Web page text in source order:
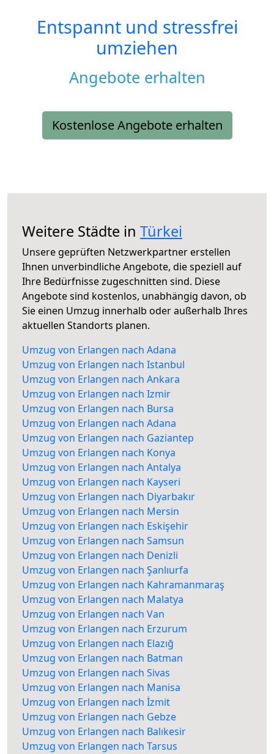
Entspannt und stressfrei
umziehen
Angebote erhalten
Kostenlose Angebote erhalten
Weitere Städte in Türkei
Unsere geprüften Netzwerkpartner erstellen
Ihnen unverbindliche Angebote, die speziell auf
Ihre Bedürfnisse zugeschnitten sind. Diese
Angebote sind kostenlos, unabhängig davon, ob
Sie einen Umzug innerhalb oder außerhalb Ihres
aktuellen Standorts planen.
Umzug von Erlangen nach Adana
Umzug von Erlangen nach Istanbul
Umzug von Erlangen nach Ankara
Umzug von Erlangen nach Izmir
Umzug von Erlangen nach Bursa
Umzug von Erlangen nach Adana
Umzug von Erlangen nach Gaziantep
Umzug von Erlangen nach Konya
Umzug von Erlangen nach Antalya
Umzug von Erlangen nach Kayseri
Umzug von Erlangen nach Diyarbakır
Umzug von Erlangen nach Mersin
Umzug von Erlangen nach Eskişehir
Umzug von Erlangen nach Samsun
Umzug von Erlangen nach Denizli
Umzug von Erlangen nach Şanlıurfa
Umzug von Erlangen nach Kahramanmaraş
Umzug von Erlangen nach Malatya
Umzug von Erlangen nach Van
Umzug von Erlangen nach Erzurum
Umzug von Erlangen nach Elazığ
Umzug von Erlangen nach Batman
Umzug von Erlangen nach Sivas
Umzug von Erlangen nach Manisa
Umzug von Erlangen nach İzmit
Umzug von Erlangen nach Gebze
Umzug von Erlangen nach Balıkesir
Umzug von Erlangen nach Tarsus